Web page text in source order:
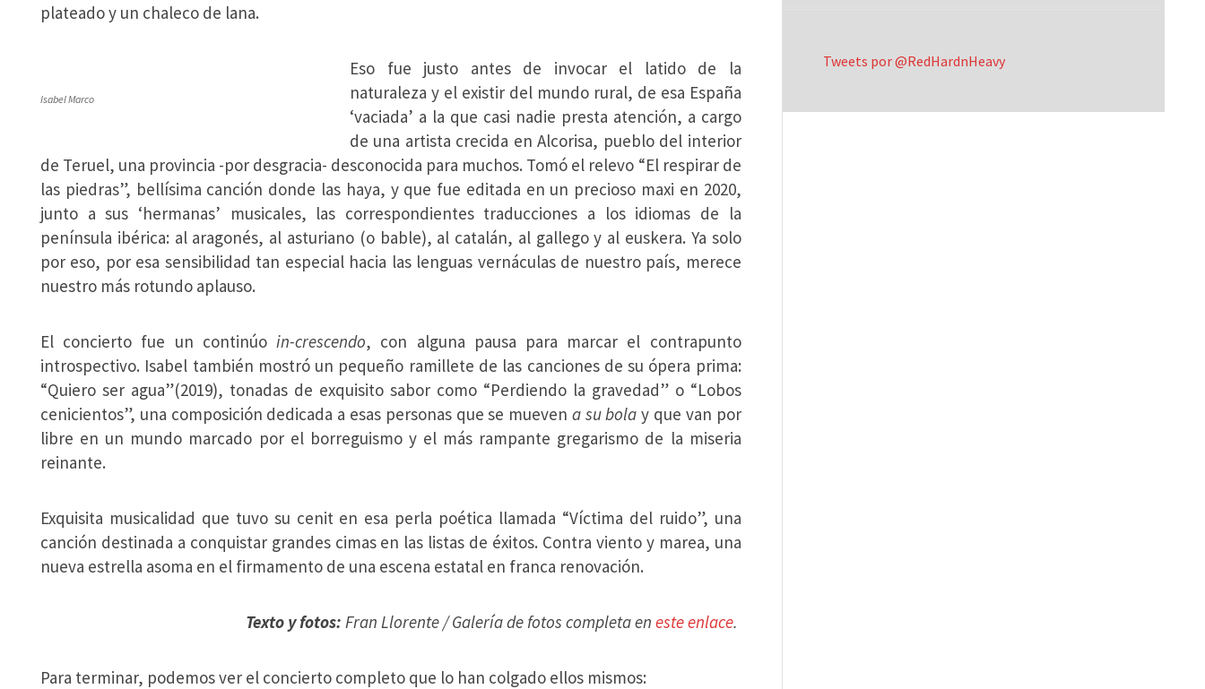
plateado y un chaleco de lana.
Isabel Marco
Eso fue justo antes de invocar el latido de la
naturaleza y el existir del mundo rural, de esa España
‘vaciada’ a la que casi nadie presta atención, a cargo
de una artista crecida en Alcorisa, pueblo del interior
de Teruel, una provincia -por desgracia- desconocida para muchos. Tomó el relevo “El respirar de
las piedras”, bellísima canción donde las haya, y que fue editada en un precioso maxi en 2020,
junto a sus ‘hermanas’ musicales, las correspondientes traducciones a los idiomas de la
península ibérica: al aragonés, al asturiano (o bable), al catalán, al gallego y al euskera. Ya solo
por eso, por esa sensibilidad tan especial hacia las lenguas vernáculas de nuestro país, merece
nuestro más rotundo aplauso.
El concierto fue un continúoin-crescendo, con alguna pausa para marcar el contrapunto
introspectivo. Isabel también mostró un pequeño ramillete de las canciones de su ópera prima:
“Quiero ser agua”(2019), tonadas de exquisito sabor como “Perdiendo la gravedad” o “Lobos
cenicientos”, una composición dedicada a esas personas que se mueven a su bola y que van por
libre en un mundo marcado por el borreguismo y el más rampante gregarismo de la miseria
reinante.
Exquisita musicalidad que tuvo su cenit en esa perla poética llamada “Víctima del ruido”, una
canción destinada a conquistar grandes cimas en las listas de éxitos. Contra viento y marea, una
nueva estrella asoma en el firmamento de una escena estatal en franca renovación.
Texto y fotos: Fran Llorente /Galería de fotos completa en este enlace.
Para terminar, podemos ver el concierto completo que lo han colgado ellos mismos:
Tweets por @RedHardnHeavy